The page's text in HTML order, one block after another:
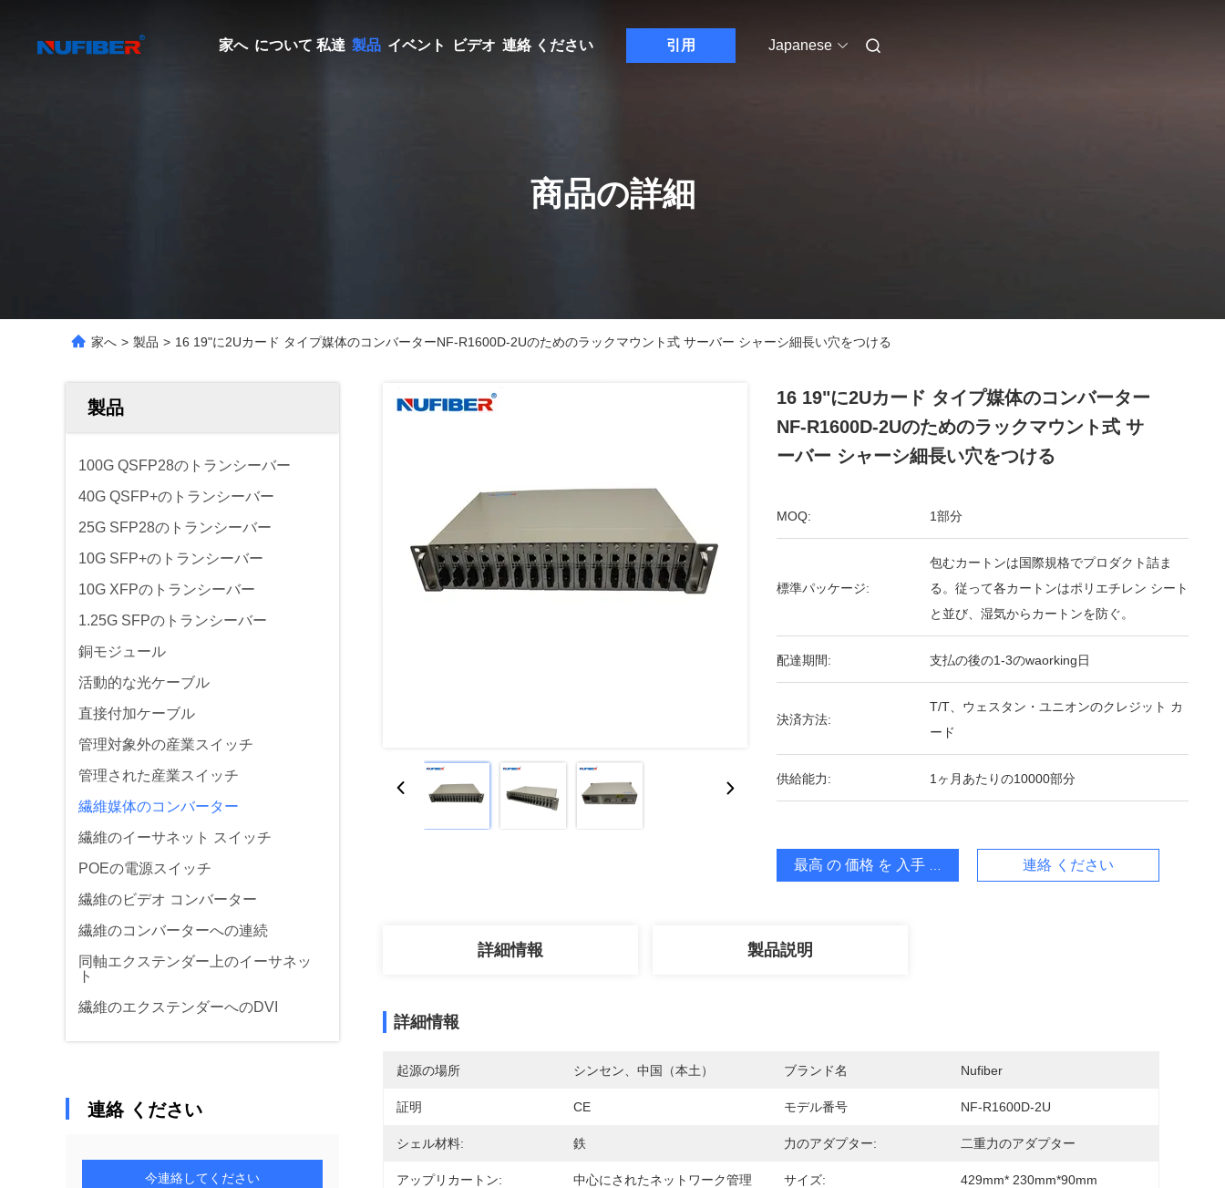
家へ について 私達 製品 イベント ビデオ 連絡 ください 引用 Japanese
商品の詳細
家へ > 製品 > 16 19"に2Uカード タイプ媒体のコンバーターNF-R1600D-2Uのためのラックマウント式 サーバー シャーシ細長い穴をつける
製品
100G QSFP28のトランシーバー
40G QSFP+のトランシーバー
25G SFP28のトランシーバー
10G SFP+のトランシーバー
10G XFPのトランシーバー
1.25G SFPのトランシーバー
銅モジュール
活動的な光ケーブル
直接付加ケーブル
管理対象外の産業スイッチ
管理された産業スイッチ
繊維媒体のコンバーター
繊維のイーサネット スイッチ
POEの電源スイッチ
繊維のビデオ コンバーター
繊維のコンバーターへの連続
同軸エクステンダー上のイーサネッ
ト
繊維のエクステンダーへのDVI
連絡 ください
今連絡してください
16 19"に2Uカード タイプ媒体のコンバーター
NF-R1600D-2Uのためのラックマウント式 サ
ーバー シャーシ細長い穴をつける
MOQ: 1部分
標準パッケージ:
包むカートンは国際規格でプロダクト詰ま
る。従って各カートンはポリエチレン シート
と並び、湿気からカートンを防ぐ。
配達期間: 支払の後の1-3のwaorking日
決済方法:
T/T、ウェスタン・ユニオンのクレジット カ
ード
供給能力: 1ヶ月あたりの10000部分
最高 の 価格 を 入手 する 連絡 ください
詳細情報 製品説明
詳細情報
起源の場所 シンセン、中国（本土） ブランド名 Nufiber
証明 CE モデル番号 NF-R1600D-2U
シェル材料: 鉄 力のアダプター: 二重力のアダプター
アップリカートン: 中心にされたネットワーク管理 サイズ: 429mm* 230mm*90mm